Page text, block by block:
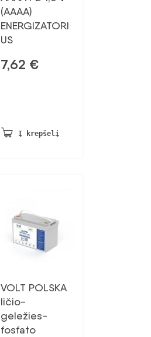
(AAAA)
ENERGIZATORI
US
7,62 €
Į krepšelį
VOLT POLSKA
ličio-
geležies-
fosfato